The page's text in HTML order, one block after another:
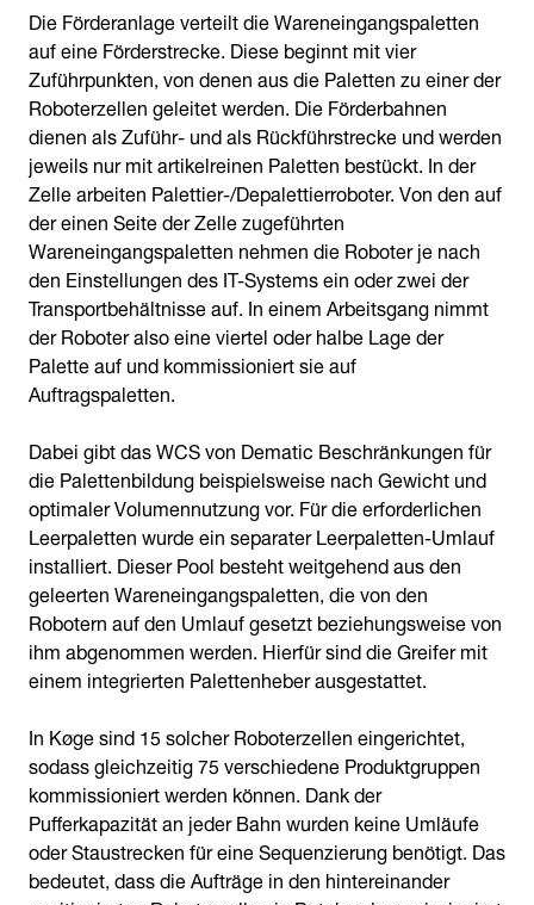
Die Förderanlage verteilt die Wareneingangspaletten
auf eine Förderstrecke. Diese beginnt mit vier
Zuführpunkten, von denen aus die Paletten zu einer der
Roboterzellen geleitet werden. Die Förderbahnen
dienen als Zuführ- und als Rückführstrecke und werden
jeweils nur mit artikelreinen Paletten bestückt. In der
Zelle arbeiten Palettier-/Depalettierroboter. Von den auf
der einen Seite der Zelle zugeführten
Wareneingangspaletten nehmen die Roboter je nach
den Einstellungen des IT-Systems ein oder zwei der
Transportbehältnisse auf. In einem Arbeitsgang nimmt
der Roboter also eine viertel oder halbe Lage der
Palette auf und kommissioniert sie auf
Auftragspaletten.
Dabei gibt das WCS von Dematic Beschränkungen für
die Palettenbildung beispielsweise nach Gewicht und
optimaler Volumennutzung vor. Für die erforderlichen
Leerpaletten wurde ein separater Leerpaletten-Umlauf
installiert. Dieser Pool besteht weitgehend aus den
geleerten Wareneingangspaletten, die von den
Robotern auf den Umlauf gesetzt beziehungsweise von
ihm abgenommen werden. Hierfür sind die Greifer mit
einem integrierten Palettenheber ausgestattet.
In Køge sind 15 solcher Roboterzellen eingerichtet,
sodass gleichzeitig 75 verschiedene Produktgruppen
kommissioniert werden können. Dank der
Pufferkapazität an jeder Bahn wurden keine Umläufe
oder Staustrecken für eine Sequenzierung benötigt. Das
bedeutet, dass die Aufträge in den hintereinander